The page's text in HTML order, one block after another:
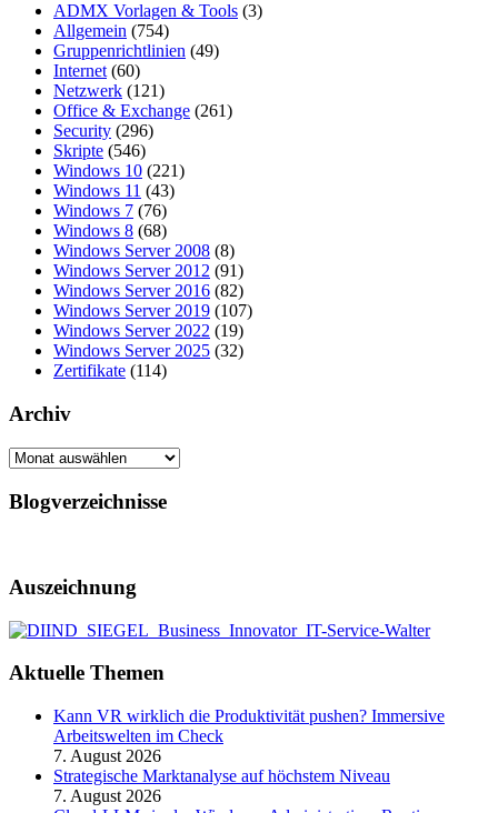
ADMX Vorlagen & Tools (3)
Allgemein (754)
Gruppenrichtlinien (49)
Internet(60)
Netzwerk (121)
Office & Exchange (261)
Security (296)
Skripte (546)
Windows 10 (221)
Windows 11 (43)
Windows 7 (76)
Windows 8 (68)
Windows Server 2008 (8)
Windows Server 2012 (91)
Windows Server 2016 (82)
Windows Server 2019 (107)
Windows Server 2022 (19)
Windows Server 2025 (32)
Zertifikate (114)
Archiv
Archiv
Blogverzeichnisse
Auszeichnung
Aktuelle Themen
Kann VR wirklich die Produktivität pushen? Immersive
Arbeitswelten im Check
7. August 2026
Strategische Marktanalyse auf höchstem Niveau
7. August 2026